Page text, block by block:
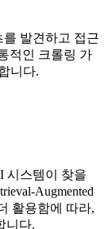
발견하고 접근
적인 크롤링 가
니다.
시스템이 찾을
Augmented
활용함에 따라,
니다.